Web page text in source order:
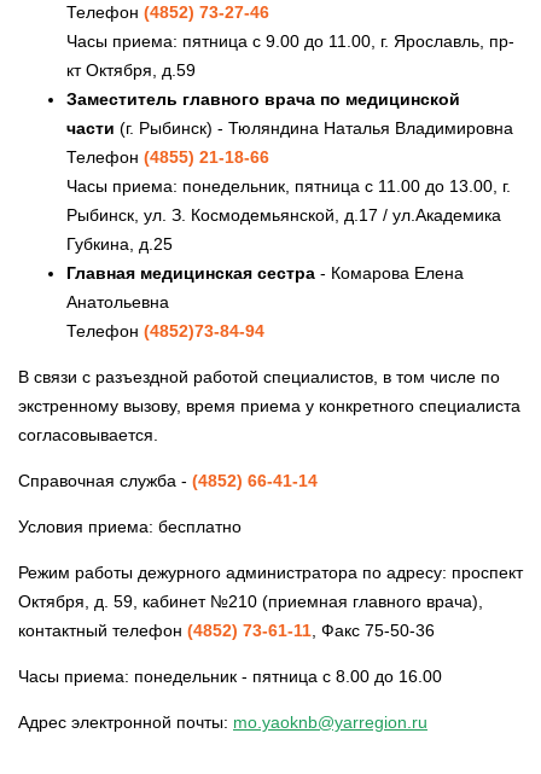
Телефон (4852) 73-27-46
Часы приема: пятница с 9.00 до 11.00, г. Ярославль, пр-
кт Октября, д.59
Заместитель главного врача по медицинской
части (г. Рыбинск) - Тюляндина Наталья Владимировна
Телефон (4855) 21-18-66
Часы приема: понедельник, пятница с 11.00 до 13.00, г.
Рыбинск, ул. З. Космодемьянской, д.17 / ул.Академика
Губкина, д.25
Главная медицинская сестра - Комарова Елена
Анатольевна
Телефон (4852)73-84-94
В связи с разъездной работой специалистов, в том числе по
экстренному вызову, время приема у конкретного специалиста
согласовывается.
Справочная служба - (4852) 66-41-14
Условия приема: бесплатно
Режим работы дежурного администратора по адресу: проспект
Октября, д. 59, кабинет №210 (приемная главного врача),
контактный телефон (4852) 73-61-11 , Факс 75-50-36
Часы приема: понедельник - пятница с 8.00 до 16.00
Адрес электронной почты: mo.yaoknb@yarregion.ru